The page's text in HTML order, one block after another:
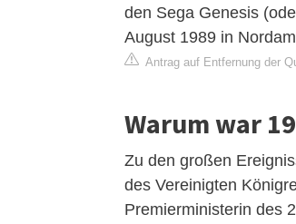
den Sega Genesis
August 1989 in
Antrag auf Entfernung der
Warum war
Zu den großen
des Vereinigten
Premierministerin des